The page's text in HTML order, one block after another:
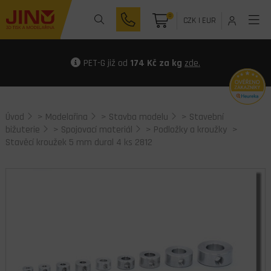
0 CZK| EUR
PET-G již od 174 Kč za kg zde.
Úvod > Modelařina > Stavba modelu > Stavební
bižuterie
> Spojovací materiál > Podložky a kroužky >
Stavěcí kroužek 5 mm dural 4 ks 2812